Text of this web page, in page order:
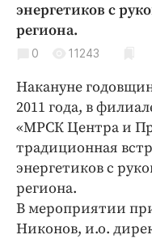
Образование
Общество
Погода
Праздники
Происшествия
Спорт
Экономика и
ПРОЕКТЫ
Блоги
энергетиков с
региона.
0 11243
Накануне
2011 года, в
«МРСК Центра и
традиционная
энергетиков с
региона.
В мероприятии
Никонов, и.о.